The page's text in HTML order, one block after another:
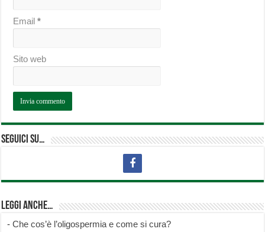
Email*
Sito web
Seguici su…
Leggi anche…
-Che cos’è l’oligospermia e come si cura?